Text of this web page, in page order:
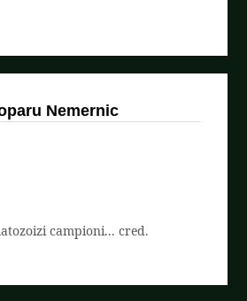
Nemernic
campioni... cred.